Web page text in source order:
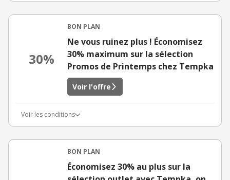
30%
BON PLAN
Ne vous ruinez plus ! Économisez
30% maximum sur la sélection
Promos de Printemps chez Tempka
Voir l'offre
Voir les conditions
BON PLAN
Économisez 30% au plus sur la